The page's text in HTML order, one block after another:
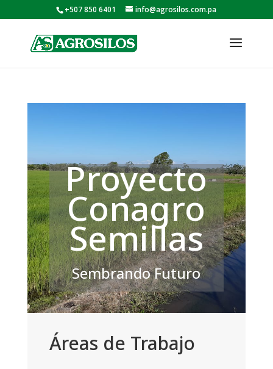
+507 850 6401 info@agrosilos.com.pa
Proyecto
Conagro
Semillas
Sembrando Futuro
Áreas de Trabajo